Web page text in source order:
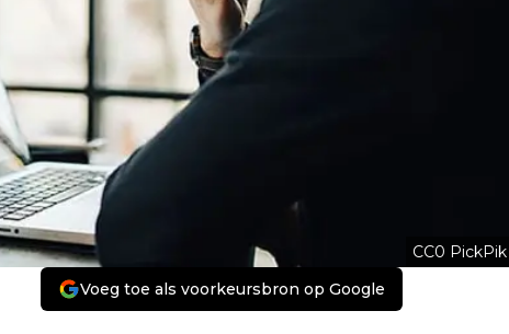
CC0 PickPik
Voeg toe als voorkeursbron op Google